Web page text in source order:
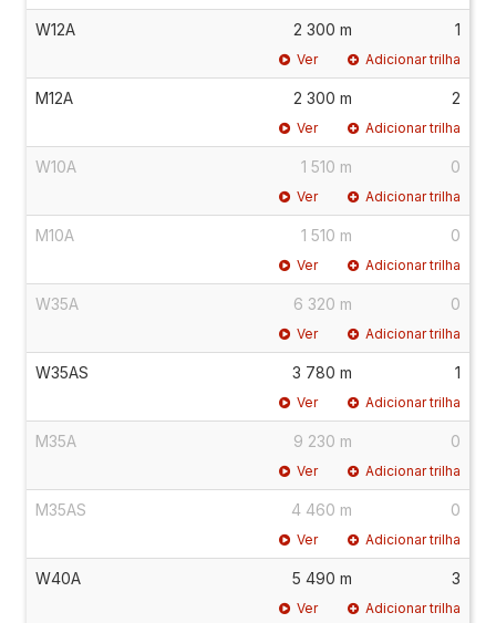
W12A 2 300 m 1
Ver Adicionar trilha
M12A 2 300 m 2
Ver Adicionar trilha
W10A 1 510 m 0
Ver Adicionar trilha
M10A 1 510 m 0
Ver Adicionar trilha
W35A 6 320 m 0
Ver Adicionar trilha
W35AS 3 780 m 1
Ver Adicionar trilha
M35A 9 230 m 0
Ver Adicionar trilha
M35AS 4 460 m 0
Ver Adicionar trilha
W40A 5 490 m 3
Ver Adicionar trilha